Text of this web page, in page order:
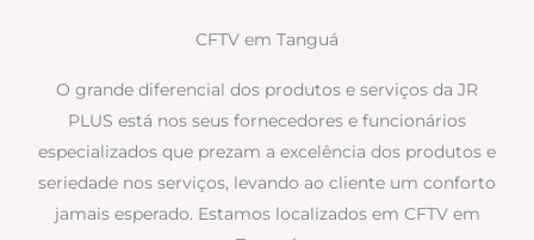
CFTV em Tanguá
O grande diferencial dos produtos e serviços da JR
PLUS está nos seus fornecedores e funcionários
especializados que prezam a excelência dos produtos e
seriedade nos serviços, levando ao cliente um conforto
jamais esperado. Estamos localizados em CFTV em